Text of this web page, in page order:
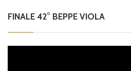
FINALE 42° BEPPE VIOLA